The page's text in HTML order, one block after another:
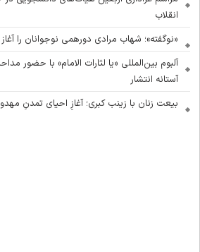
انقلاب
«نوگفته»؛ شهاب مرادی دورهمی نوجوانان را آغاز
آلبوم بین‌المللی «یا لثارات الامام» با حضور
آستانه انتشار
بیعت زنان با زینب کبری؛ آغازِ احیای تمدنِ